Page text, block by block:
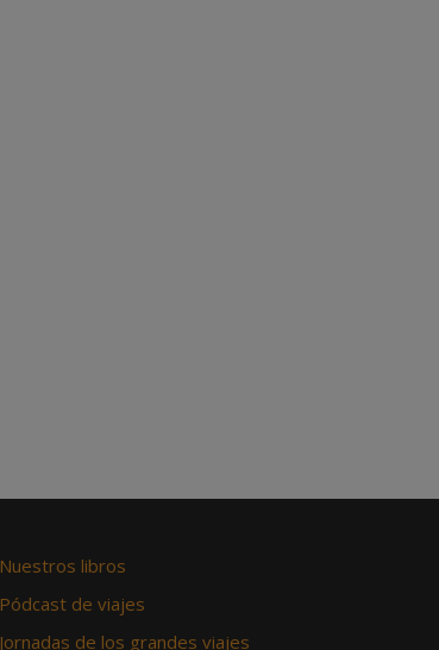
Nuestros libros
Pódcast de viajes
Jornadas de los grandes viajes